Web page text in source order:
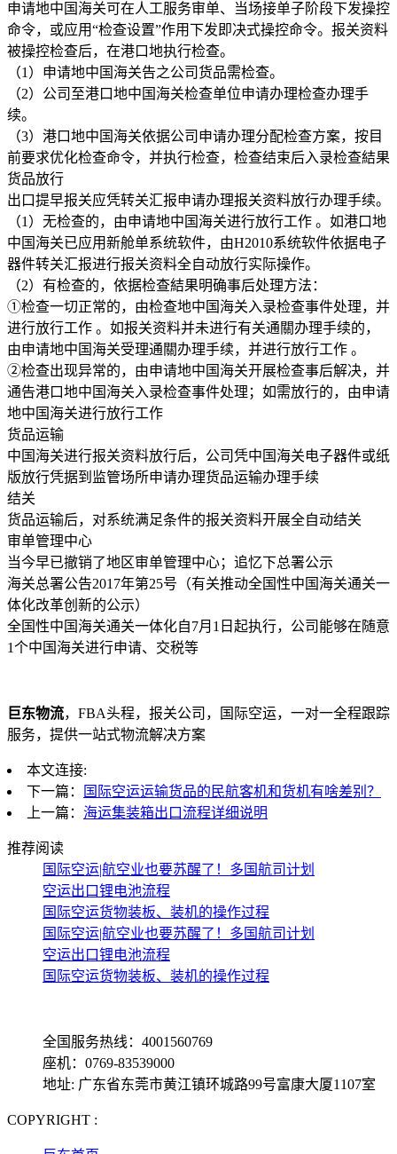
申请地中国海关可在人工服务审单、当场接单子阶段下发操控
命令，或应用“检查设置”作用下发即决式操控命令。报关资料
被操控检查后，在港口地执行检查。
（1）申请地中国海关告之公司货品需检查。
（2）公司至港口地中国海关检查单位申请办理检查办理手
续。
（3）港口地中国海关依据公司申请办理分配检查方案，按目
前要求优化检查命令，并执行检查，检查结束后入录检查結果
货品放行
出口提早报关应凭转关汇报申请办理报关资料放行办理手续。
（1）无检查的，由申请地中国海关进行放行工作 。如港口地
中国海关已应用新舱单系统软件，由H2010系统软件依据电子
器件转关汇报进行报关资料全自动放行实际操作。
（2）有检查的，依据检查結果明确事后处理方法：
①检查一切正常的，由检查地中国海关入录检查事件处理，并
进行放行工作 。如报关资料并未进行有关通關办理手续的，
由申请地中国海关受理通關办理手续，并进行放行工作 。
②检查出现异常的，由申请地中国海关开展检查事后解决，并
通告港口地中国海关入录检查事件处理；如需放行的，由申请
地中国海关进行放行工作
货品运输
中国海关进行报关资料放行后，公司凭中国海关电子器件或纸
版放行凭据到监管场所申请办理货品运输办理手续
结关
货品运输后，对系统满足条件的报关资料开展全自动结关
审单管理中心
当今早已撤销了地区审单管理中心；追忆下总署公示
海关总署公告2017年第25号（有关推动全国性中国海关通关一
体化改革创新的公示）
全国性中国海关通关一体化自7月1日起执行，公司能够在随意
1个中国海关进行申请、交税等
巨东物流，FBA头程，报关公司，国际空运，一对一全程跟踪
服务，提供一站式物流解决方案
本文连接:
下一篇：
国际空运运输货品的民航客机和货机有啥差别？
上一篇： 海运集装箱出口流程详细说明
推荐阅读
国际空运|航空业也要苏醒了！多国航司计划
空运出口锂电池流程
国际空运货物装板、装机的操作过程
国际空运|航空业也要苏醒了！多国航司计划
空运出口锂电池流程
国际空运货物装板、装机的操作过程
全国服务热线：4001560769
座机：0769-83539000
地址: 广东省东莞市黄江镇环城路99号富康大厦1107室
COPYRIGHT :